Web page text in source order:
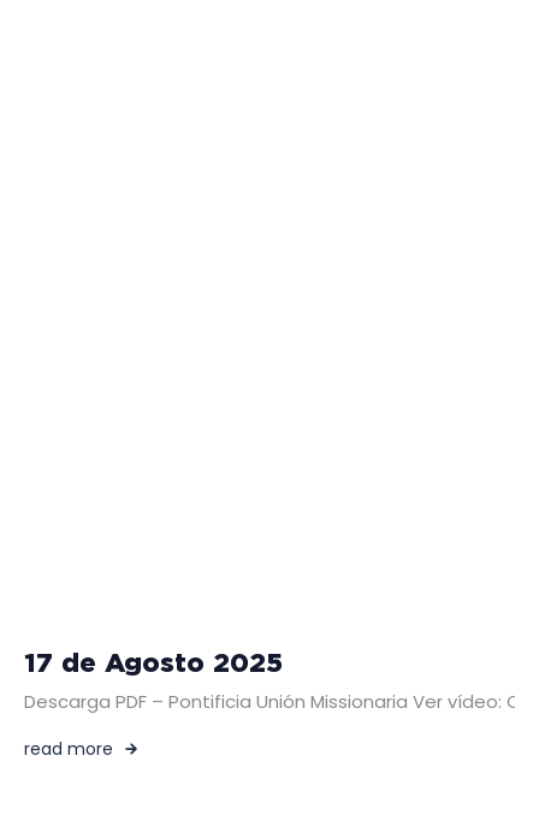
17 de Agosto 2025
Descarga PDF – Pontificia Unión Missionaria Ver vídeo:
read more